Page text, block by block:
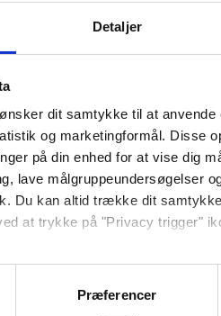
Detaljer
ønsker dit samtykke til at
og marketingformål. Disse
på din enhed for at vise dig
lave målgruppeundersøgelser
Du kan altid trække dit
at trykke på "Privacy trigger"
websitet.
Præferencer
at lytte til os selv og lytte til